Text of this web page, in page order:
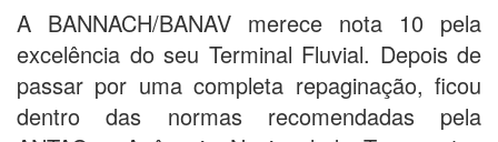
A BANNACH/BANAV merece nota 10 pela
excelência do seu Terminal Fluvial. Depois de
passar por uma completa repaginação, ficou
dentro das normas recomendadas pela